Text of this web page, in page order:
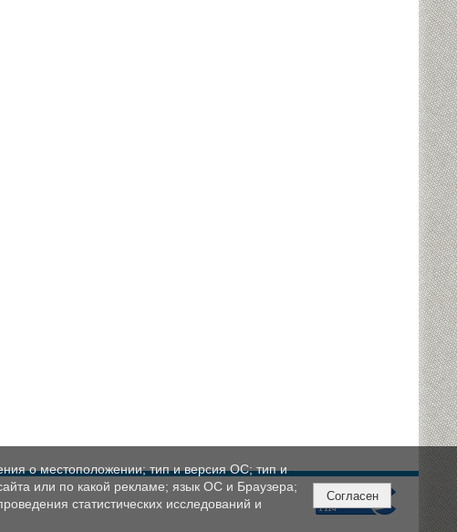
о местоположении; тип и версия ОС; тип и
или по какой рекламе; язык ОС и Браузера;
статистических исследований и
Согласен